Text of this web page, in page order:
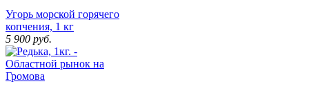
Угорь морской горячего
копчения, 1 кг
5 900 руб.